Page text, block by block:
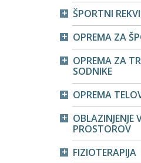
ŠPORTNI
OPREMA ZA
OPREMA ZA
SODNIKE
OPREMA
OBLAZINJENJE
PROSTOROV
FIZIOTERAPIJA